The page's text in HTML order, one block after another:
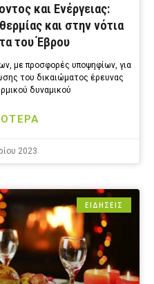
και Ενέργειας:
και στην νότια
του Έβρου
με προσφορές υποψηφίων, για
του δικαιώματος έρευνας
δυναμικού
2023
ΕΙΔΗΣΕΙΣ